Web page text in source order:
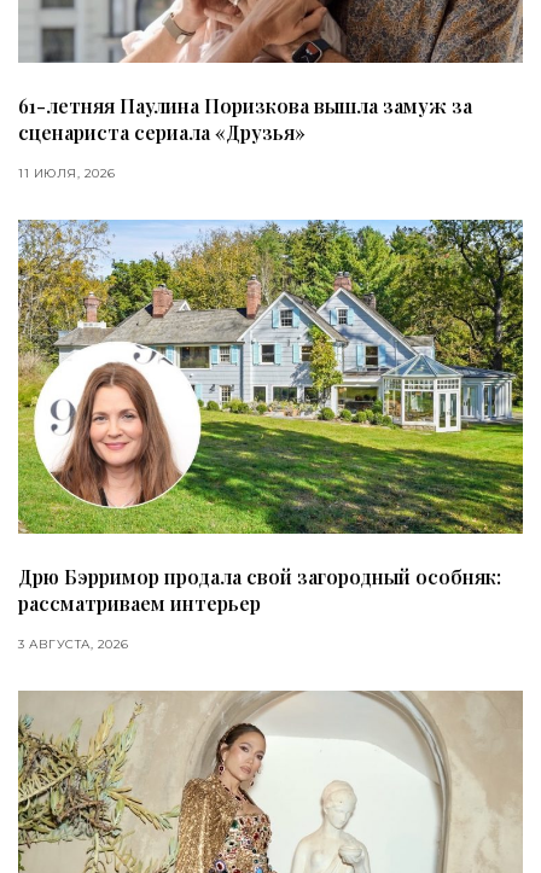
61-летняя Паулина Поризкова вышла замуж за
сценариста сериала «Друзья»
11 ИЮЛЯ, 2026
Дрю Бэрримор продала свой загородный особняк:
рассматриваем интерьер
3 АВГУСТА, 2026